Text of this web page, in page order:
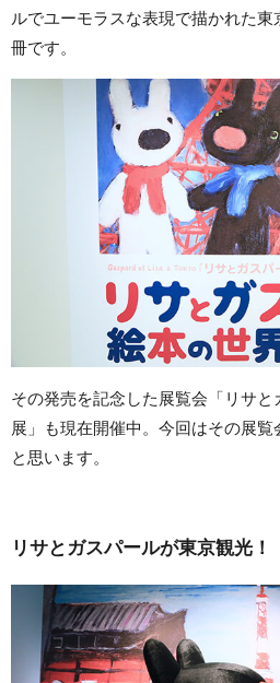
ルでユーモラスな表現で描かれた
冊です。
その発売を記念した展覧会「リサ
展」も現在開催中。今回はその展
と思います。
リサとガスパールが東京観光！